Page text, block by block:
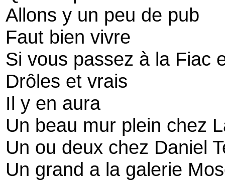
Allons y un peu de pub
Faut bien vivre
Si vous passez à la Fiac
Drôles et vrais
Il y en aura
Un beau mur plein chez
Un ou deux chez Daniel
Un grand a la galerie